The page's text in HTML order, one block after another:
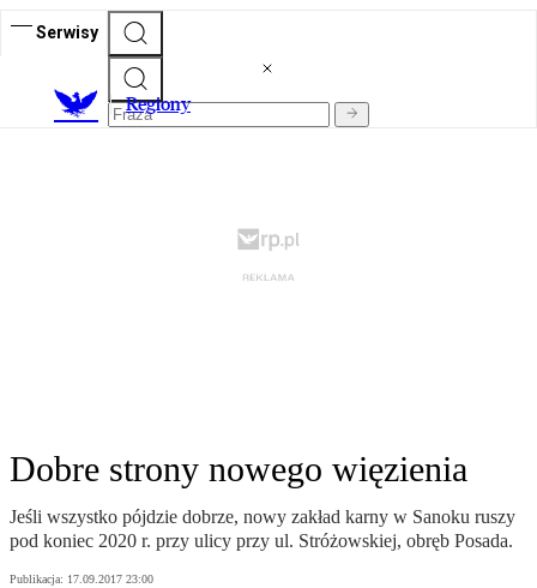
Serwisy
Regiony
Dobre strony nowego więzienia
Jeśli wszystko pójdzie dobrze, nowy zakład karny w Sanoku ruszy
pod koniec 2020 r. przy ulicy przy ul. Stróżowskiej, obręb Posada.
Publikacja: 17.09.2017 23:00